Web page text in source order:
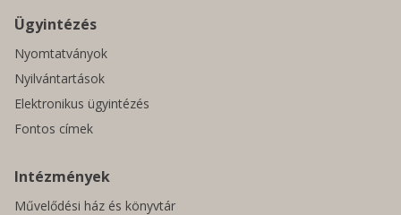
Ügyintézés
Nyomtatványok
Nyilvántartások
Elektronikus ügyintézés
Fontos címek
Intézmények
Művelődési ház és könyvtár